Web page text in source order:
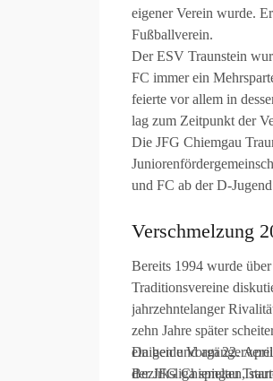
eigener Verein wurde.
Fußballverein.
Der ESV Traunstein
FC immer ein
feierte vor allem in
lag zum Zeitpunkt der
Die JFG Chiemgau
und FC ab der D-
Verschmelzung
Bereits 1994 wurde
Traditionsvereine
jahrzehntelanger
zehn Jahre später
einigen und am 22.
der JFG Chiemgau
Da beide
Bezirksliga spielten,